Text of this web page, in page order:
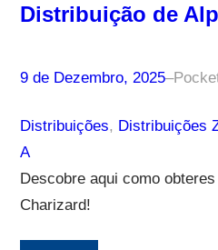
Distribuição de
9 de Dezembro, 2025–
Distribuições, Distribuições
A
Descobre aqui como
Charizard!